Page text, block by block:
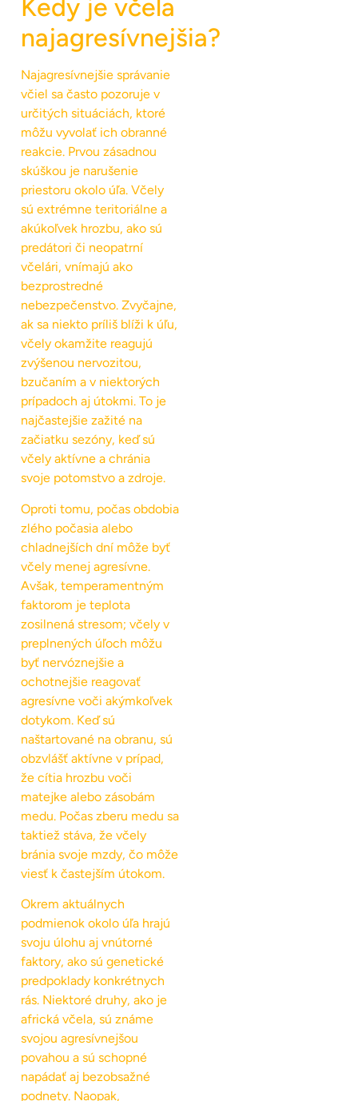
Kedy je včela
najagresívnejšia?
Najagresívnejšie správanie
včiel sa často pozoruje v
určitých situáciách, ktoré
môžu vyvolať ich obranné
reakcie. Prvou zásadnou
skúškou je narušenie
priestoru okolo úľa. Včely
sú extrémne teritoriálne a
akúkoľvek hrozbu, ako sú
predátori či neopatrní
včelári, vnímajú ako
bezprostredné
nebezpečenstvo. Zvyčajne,
ak sa niekto príliš blíži k úľu,
včely okamžite reagujú
zvýšenou nervozitou,
bzučaním a v niektorých
prípadoch aj útokmi. To je
najčastejšie zažité na
začiatku sezóny, keď sú
včely aktívne a chránia
svoje potomstvo a zdroje.
Oproti tomu, počas obdobia
zlého počasia alebo
chladnejších dní môže byť
včely menej agresívne.
Avšak, temperamentným
faktorom je teplota
zosilnená stresom; včely v
preplnených úľoch môžu
byť nervóznejšie a
ochotnejšie reagovať
agresívne voči akýmkoľvek
dotykom. Keď sú
naštartované na obranu, sú
obzvlášť aktívne v prípad,
že cítia hrozbu voči
matejke alebo zásobám
medu. Počas zberu medu sa
taktiež stáva, že včely
bránia svoje mzdy, čo môže
viesť k častejším útokom.
Okrem aktuálnych
podmienok okolo úľa hrajú
svoju úlohu aj vnútorné
faktory, ako sú genetické
predpoklady konkrétnych
rás. Niektoré druhy, ako je
africká včela, sú známe
svojou agresívnejšou
povahou a sú schopné
napádať aj bezobsažné
podnety. Naopak,